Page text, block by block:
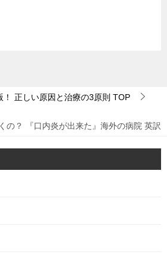
正しい原因と治療の3原則 TOP
の？ 『口内炎が出来た』海外の病院 英訳